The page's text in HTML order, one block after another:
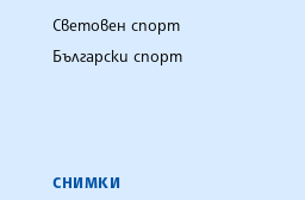
Световен спорт
Български спорт
СНИМКИ